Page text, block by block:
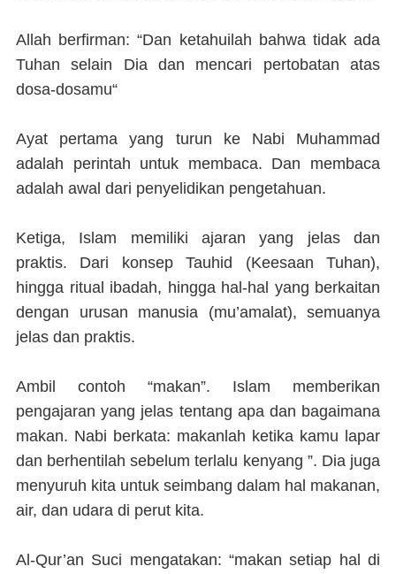
Allah berfirman: “Dan ketahuilah bahwa tidak ada
Tuhan selain Dia dan mencari pertobatan atas
dosa-dosamu“
Ayat pertama yang turun ke Nabi Muhammad
adalah perintah untuk membaca. Dan membaca
adalah awal dari penyelidikan pengetahuan.
Ketiga, Islam memiliki ajaran yang jelas dan
praktis. Dari konsep Tauhid (Keesaan Tuhan),
hingga ritual ibadah, hingga hal-hal yang berkaitan
dengan urusan manusia (mu’amalat), semuanya
jelas dan praktis.
Ambil contoh “makan”. Islam memberikan
pengajaran yang jelas tentang apa dan bagaimana
makan. Nabi berkata: makanlah ketika kamu lapar
dan berhentilah sebelum terlalu kenyang ”. Dia juga
menyuruh kita untuk seimbang dalam hal makanan,
air, dan udara di perut kita.
Al-Qur’an Suci mengatakan: “makan setiap hal di